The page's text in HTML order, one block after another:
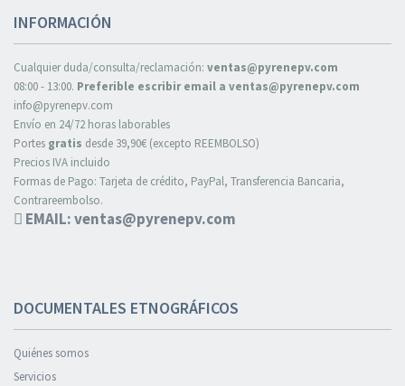
INFORMACIÓN
Cualquier duda/consulta/reclamación: ventas@pyrenepv.com
08:00 - 13:00. Preferible escribir email a ventas@pyrenepv.com
info@pyrenepv.com
Envío en 24/72 horas laborables
Portes gratis desde 39,90€ (excepto REEMBOLSO)
Precios IVA incluido
Formas de Pago: Tarjeta de crédito, PayPal, Transferencia Bancaria,
Contrareembolso.
EMAIL: ventas@pyrenepv.com
DOCUMENTALES ETNOGRÁFICOS
Quiénes somos
Servicios